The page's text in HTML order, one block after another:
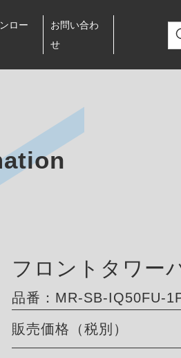
ロー
お問い合わ
せ
フロントタワー
品番：MR-SB-IQ50FU-
販売価格（税別）